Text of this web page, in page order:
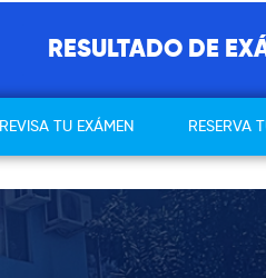
RESULTADO DE
REVISA TU EXÁMEN RESERVA